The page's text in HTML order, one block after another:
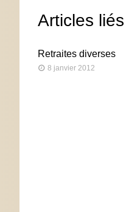
Articles liés
Retraites diverses
8 janvier 2012